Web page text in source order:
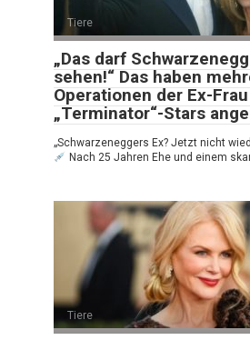
Tiere
„Das darf
sehen!“ Das haben
Operationen der Ex-
„Terminator“-Stars
„Schwarzeneggers Ex? Jetzt nicht
Nach 25 Jahren Ehe und einem
Tiere